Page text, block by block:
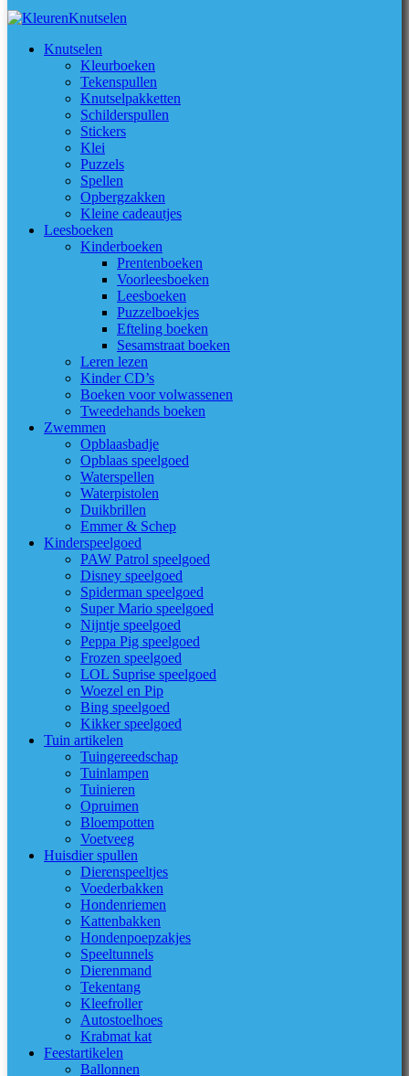
Knutselen
Kleurboeken
Tekenspullen
Knutselpakketten
Schilderspullen
Stickers
Klei
Puzzels
Spellen
Opbergzakken
Kleine cadeautjes
Leesboeken
Kinderboeken
Prentenboeken
Voorleesboeken
Leesboeken
Puzzelboekjes
Efteling boeken
Sesamstraat boeken
Leren lezen
Kinder CD’s
Boeken voor volwassenen
Tweedehands boeken
Zwemmen
Opblaasbadje
Opblaas speelgoed
Waterspellen
Waterpistolen
Duikbrillen
Emmer & Schep
Kinderspeelgoed
PAW Patrol speelgoed
Disney speelgoed
Spiderman speelgoed
Super Mario speelgoed
Nijntje speelgoed
Peppa Pig speelgoed
Frozen speelgoed
LOL Suprise speelgoed
Woezel en Pip
Bing speelgoed
Kikker speelgoed
Tuin artikelen
Tuingereedschap
Tuinlampen
Tuinieren
Opruimen
Bloempotten
Voetveeg
Huisdier spullen
Dierenspeeltjes
Voederbakken
Hondenriemen
Kattenbakken
Hondenpoepzakjes
Speeltunnels
Dierenmand
Tekentang
Kleefroller
Autostoelhoes
Krabmat kat
Feestartikelen
Ballonnen